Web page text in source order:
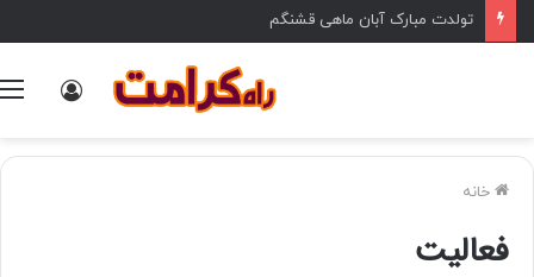
تولدت مبارک آبان ماهی قشنگم
خانه
فعاليت